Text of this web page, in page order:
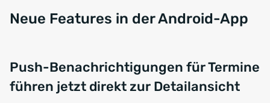
Neue Features in der Android-App
Push-Benachrichtigungen für Termine
führen jetzt direkt zur Detailansicht